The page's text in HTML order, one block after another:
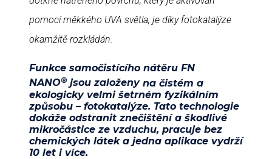
pomocí měkkého UVA světla, je díky fotokatalýze
okamžitě rozkládán.
Funkce samočistícího nátěru FN
NANO® jsou založeny na čistém a
ekologicky velmi šetrném fyzikálním
způsobu – fotokatalýze. Tato technologie
dokáže odstranit znečištění a škodlivé
mikročástice ze vzduchu, pracuje bez
chemických láteka jedna aplikace vydrží
10 let i více.